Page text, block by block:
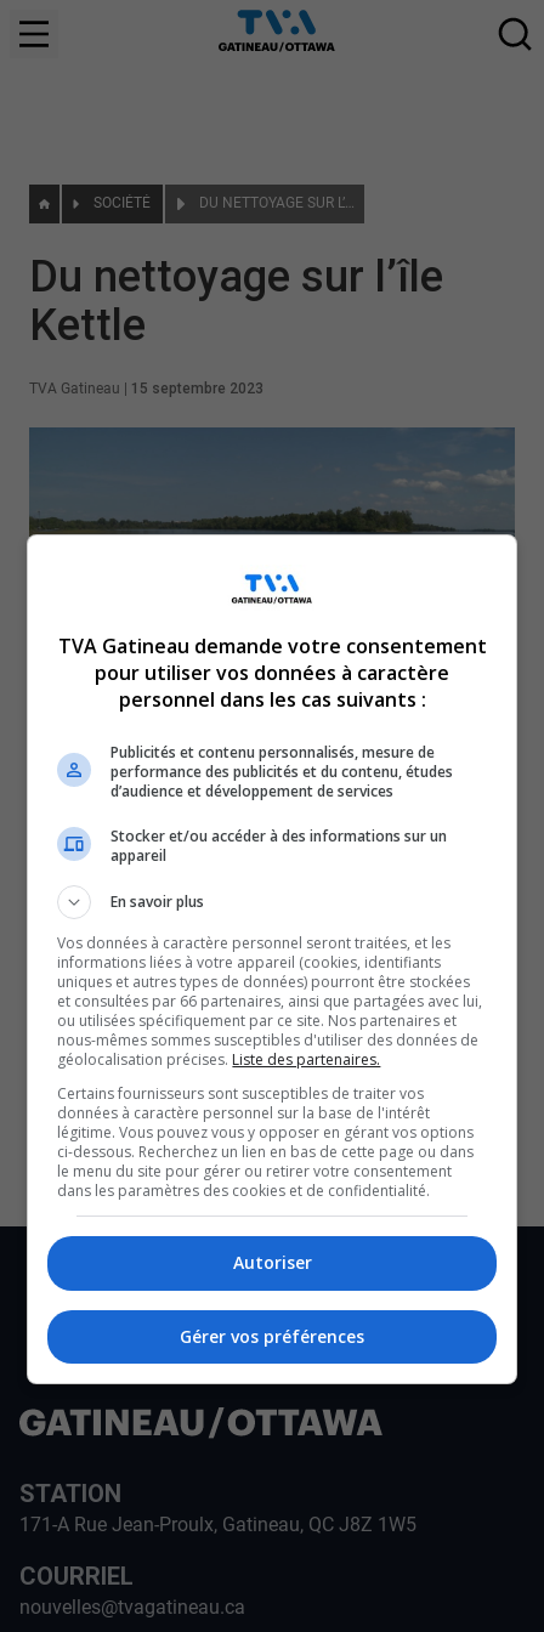
SOCIÉTÉ DU NETTOYAGE SUR L’ÎLE KETTLE
Du nettoyage sur l’île
Kettle
TVA Gatineau 15 septembre 2023
Conservation de la Nature Canada organise une
corvée de nettoyage de l’île Kettle samedi, à
Ce sera l’occasion de nettoyer les berges de l’île,
ramasser les déchets, et les débris sur les rives afin de
maintenir un habitat propre pour les différentes espèces
animales et végétales.
On retrouve d’ailleurs deux écosystèmes forestiers
exceptionnels reconnus sur le site.
SOUTENIR NOS MÉDIAS, C’EST PROTÉGER NOTRE
CULTURE ET NOTRE ÉCONOMIE
STATION
171-A Rue Jean-Proulx, Gatineau, QC J8Z 1W5
COURRIEL
nouvelles@tvagatineau.ca
TVA Gatineau demande votre consentement
pour utiliser vos données à caractère
personnel dans les cas suivants :
Publicités et contenu personnalisés, mesure de
performance des publicités et du contenu, études
d’audience et développement de services
Stocker et/ou accéder à des informations sur un
appareil
En savoir plus
Vos données à caractère personnel seront traitées, et les
informations liées à votre appareil (cookies, identifiants
uniques et autres types de données) pourront être stockées
et consultées par 66 partenaires, ainsi que partagées avec lui,
ou utilisées spécifiquement par ce site. Nos partenaires et
nous-mêmes sommes susceptibles d'utiliser des données de
géolocalisation précises. Liste des partenaires.
Certains fournisseurs sont susceptibles de traiter vos
données à caractère personnel sur la base de l'intérêt
légitime. Vous pouvez vous y opposer en gérant vos options
ci-dessous. Recherchez un lien en bas de cette page ou dans
le menu du site pour gérer ou retirer votre consentement
dans les paramètres des cookies et de confidentialité.
Autoriser
Gérer vos préférences